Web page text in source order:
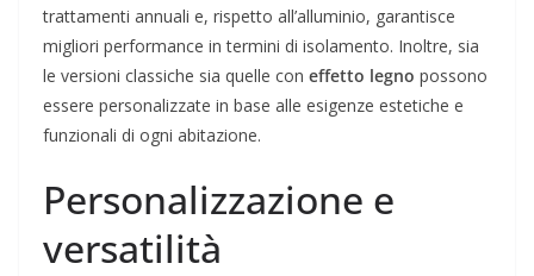
trattamenti annuali e, rispetto all’alluminio, garantisce
migliori performance in termini di isolamento. Inoltre, sia
le versioni classiche sia quelle con effetto legno possono
essere personalizzate in base alle esigenze estetiche e
funzionali di ogni abitazione.
Personalizzazione e
versatilità